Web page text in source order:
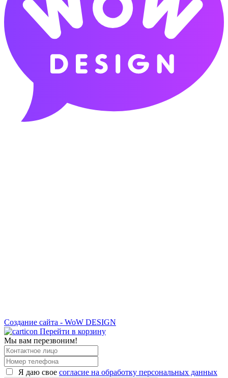
Создание сайта - WoW DESIGN
Перейти в корзину
Мы вам перезвоним!
Я даю свое согласие на обработку персональных данных